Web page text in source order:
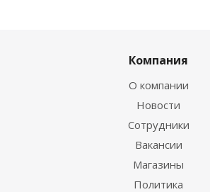
Компания
О компании
Новости
Сотрудники
Вакансии
Магазины
Политика